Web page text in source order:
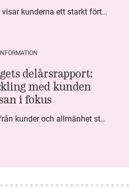
Under fjärde kvartalet visar kunderna ett starkt förtroende för Systembolaget. Nöjd Kund Index (NKI) når en ny rekordnivå och bidrar till att även helåret avslutar starkt. Arbetet med ansvarsfull försäljning ger tydliga resultat där ålderskontroller når sina högsta nivåer någonsin. Samtidigt fortsätter kundernas val att förändras. Allt fler väljer öl och drycker med lägre alkoholhalt. Vi ser också en lägre försäljningsvolym under kvartalet, en utveckling som ligger i linje med den långsiktiga minskningen i alkoholkonsumtionen i Sverige. De officiella konsumtionssiffrorna från CAN för 2025 kommer först under våren men försäljningssiffrorna pekar åt samma håll.
delårsrapport:
med kunden
i fokus
Med högt förtroende från kunder och allmänhet står Systembolaget stabilt i samhällsuppdraget. Under kvartalet togs flera steg inom folkhälsa, kundnytta och minskad klimatpåverkan. Nettoomsättningen var i nivå med föregående år och effektiviseringar av verksamheten möjliggjorde fortsatt anpassning för att möta nya behov.